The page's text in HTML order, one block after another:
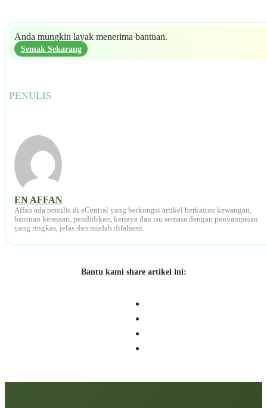
Anda mungkin layak menerima bantuan.
Semak Sekarang
PENULIS
EN AFFAN
Affan ada penulis di eCentral yang berkongsi artikel berkaitan kewangan,
bantuan kerajaan, pendidikan, kerjaya dan isu semasa dengan penyampaian
yang ringkas, jelas dan mudah difahami.
Bantu kami share artikel ini: